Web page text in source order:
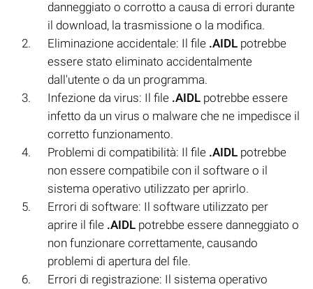
danneggiato o corrotto a causa di errori durante
il download, la trasmissione o la modifica.
Eliminazione accidentale: Il file .AIDL potrebbe
essere stato eliminato accidentalmente
dall'utente o da un programma.
Infezione da virus: Il file .AIDL potrebbe essere
infetto da un virus o malware che ne impedisce il
corretto funzionamento.
Problemi di compatibilità: Il file .AIDL potrebbe
non essere compatibile con il software o il
sistema operativo utilizzato per aprirlo.
Errori di software: Il software utilizzato per
aprire il file .AIDL potrebbe essere danneggiato o
non funzionare correttamente, causando
problemi di apertura del file.
Errori di registrazione: Il sistema operativo